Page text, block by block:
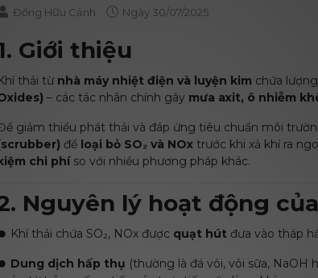
Đồng Hữu Cảnh Ngày 30/07/2025
Giới thiệu
thải từ nhà máy nhiệt điện và luyện kim chứa
– các tác nhân chính gây mưa axit, ô nhiễm
giảm thiểu phát thải và đáp ứng tiêu chuẩn môi
để loại bỏ SO₂ và NOx trước khi xả khí ra
chi phíso với nhiều phương pháp khác.
Nguyên lý hoạt động
Khí thải chứa SO₂, NOx được quạt hút đưa vào tháp
Dung dịch hấp thụ (thường là đá vôi, vôi sữa,